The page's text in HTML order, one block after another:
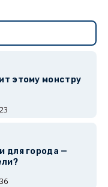
этому монстру
для города —